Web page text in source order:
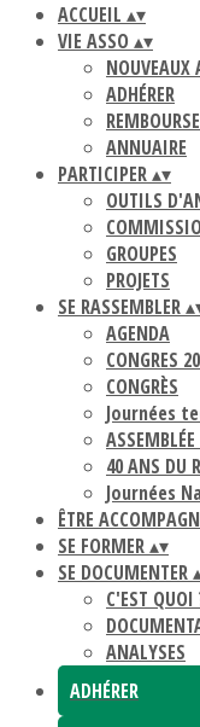
ACCUEIL ▴▾
VIE ASSO ▴▾
NOUVEAUX
ADHÉRER
ANNUAIRE
PARTICIPER▴▾
OUTILS
GROUPES
PROJETS
SE RASSEMBLER▴
AGENDA
CONGRES
CONGRÈS
Journées
40 ANS DU
Journées
ÊTRE
SE FORMER▴▾
SE DOCUMENTER
C'EST QUOI
ANALYSES
ADHÉRER